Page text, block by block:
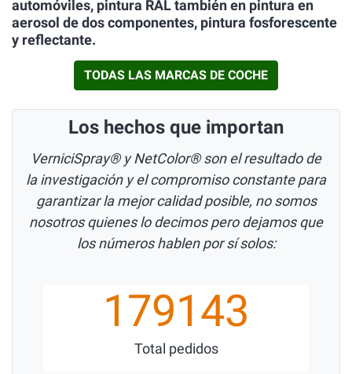
automóviles, pintura RAL también en pintura en
aerosol de dos componentes, pintura fosforescente
y reflectante.
TODAS LAS MARCAS DE COCHE
Los hechos que importan
VerniciSpray® y NetColor® son el resultado de
la investigación y el compromiso constante para
garantizar la mejor calidad posible, no somos
nosotros quienes lo decimos pero dejamos que
los números hablen por sí solos:
179143
Total pedidos